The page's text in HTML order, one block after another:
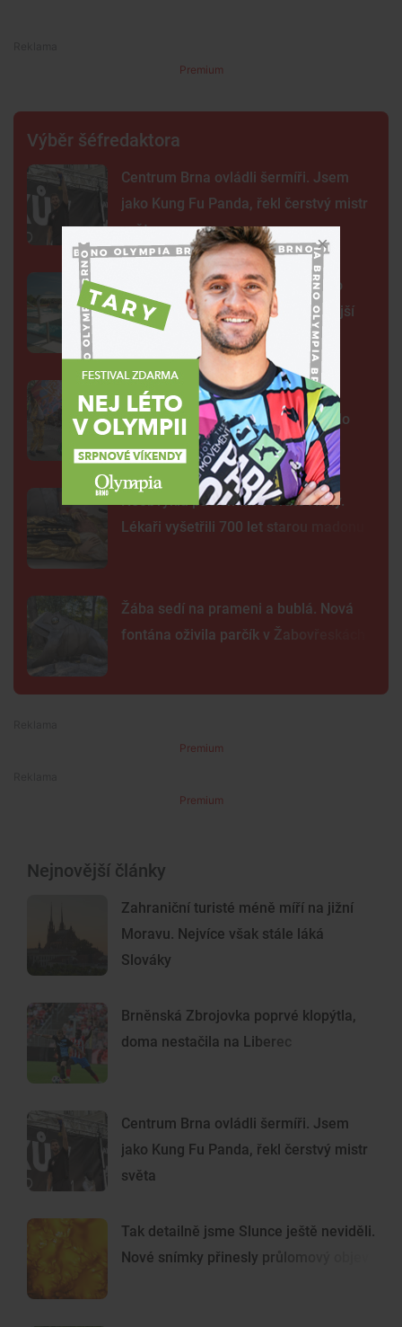
Premium
Výběr šéfredaktora
Centrum Brna ovládli šermíři. Jsem
jako Kung Fu Panda, řekl čerstvý mistr
světa
Na plovárně ve Znojmě se popralo
třicet lidí. Přibudou kamery i častější
FOTO: Ulicemi Brna se prohnal
karnevalový průvod. Lidi přenesl do
exotické Brazílie
Neobvyklá pacientka u svaté Anny.
Lékaři vyšetřili 700 let starou madonu
Žába sedí na prameni a bublá. Nová
fontána oživila parčík v Žabovřeskách
Premium
Premium
Nejnovější články
Zahraniční turisté méně míří na jižní
Moravu. Nejvíce však stále láká
Slováky
Brněnská Zbrojovka poprvé klopýtla,
doma nestačila na Liberec
Centrum Brna ovládli šermíři. Jsem
jako Kung Fu Panda, řekl čerstvý mistr
světa
Tak detailně jsme Slunce ještě neviděli.
Nové snímky přinesly průlomový objev